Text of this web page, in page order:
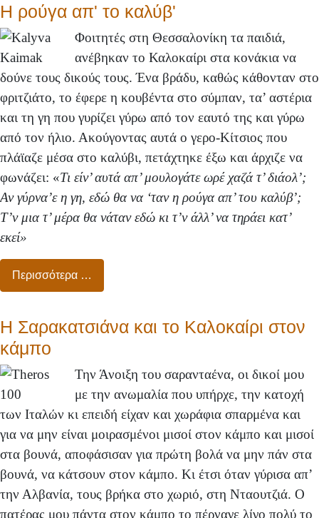
Η ρούγα απ' το καλύβ'
Φοιτητές στη Θεσσαλονίκη τα παιδιά,
ανέβηκαν το Καλοκαίρι στα κονάκια να
δούνε τους δικούς τους. Ένα βράδυ, καθώς κάθονταν στο
φριτζιάτο, το έφερε η κουβέντα στο σύμπαν, τα’ αστέρια
και τη γη που γυρίζει γύρω από τον εαυτό της και γύρω
από τον ήλιο. Ακούγοντας αυτά ο γερο-Κίτσιος που
πλάϊαζε μέσα στο καλύβι, πετάχτηκε έξω και άρχιζε να
φωνάζει: «Τι είν’ αυτά απ’ μουλογάτε ωρέ χαζά τ’ διάολ’;
Αν γύρνα’ε η γη, εδώ θα να ‘ταν η ρούγα απ’ του καλύβ’;
Τ’ν μια τ’ μέρα θα νάταν εδώ κι τ’ν άλλ’ να τηράει κατ’
εκεί»
Περισσότερα …
Η Σαρακατσιάνα και το Καλοκαίρι στον
κάμπο
Την Άνοιξη του σαρανταένα, οι δικοί μου
με την ανωμαλία που υπήρχε, την κατοχή
των Ιταλών κι επειδή είχαν και χωράφια σπαρμένα και
για να μην είναι μοιρασμένοι μισοί στον κάμπο και μισοί
στα βουνά, αποφάσισαν για πρώτη βολά να μην πάν στα
βουνά, να κάτσουν στον κάμπο. Κι έτσι όταν γύρισα απ’
την Αλβανία, τους βρήκα στο χωριό, στη Νταουτζιά. Ο
πατέρας μου πάντα στον κάμπο το πέρναγε λίγο πολύ το